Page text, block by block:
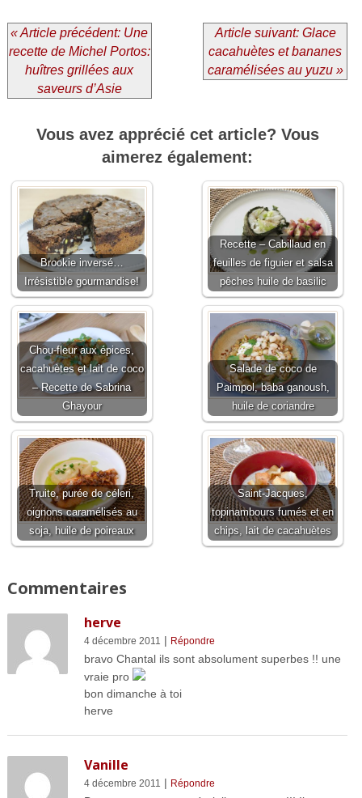
« Article précédent: Une
recette de Michel Portos:
huîtres grillées aux
saveurs d’Asie
Article suivant: Glace
cacahuètes et bananes
caramélisées au yuzu »
Vous avez apprécié cet article? Vous
aimerez également:
Brookie inversé…
Irrésistible gourmandise!
Recette – Cabillaud en
feuilles de figuier et salsa
pêches huile de basilic
Chou-fleur aux épices,
cacahuètes et lait de coco
– Recette de Sabrina
Ghayour
Salade de coco de
Paimpol, baba ganoush,
huile de coriandre
Truite, purée de céleri,
oignons caramélisés au
soja, huile de poireaux
Saint-Jacques,
topinambours fumés et en
chips, lait de cacahuètes
Commentaires
herve
4 décembre 2011 | Répondre
bravo Chantal ils sont absolument superbes !! une
vraie pro
bon dimanche à toi
herve
Vanille
4 décembre 2011 | Répondre